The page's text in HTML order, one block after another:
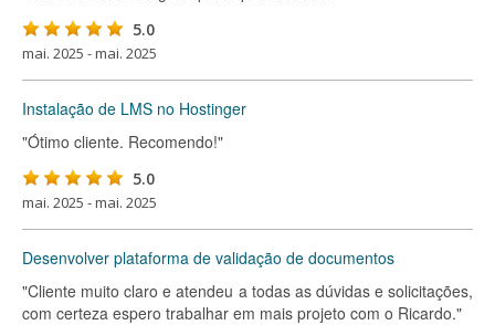
5.0
mai. 2025 - mai. 2025
Instalação de LMS no Hostinger
"Ótimo cliente. Recomendo!"
5.0
mai. 2025 - mai. 2025
Desenvolver plataforma de validação de documentos
"Cliente muito claro e atendeu a todas as dúvidas e solicitações,
com certeza espero trabalhar em mais projeto com o Ricardo."